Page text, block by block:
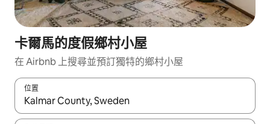
卡爾馬的度假鄉村小屋
在 Airbnb 上搜尋並預訂獨特的鄉村小屋
位置
如有搜尋結果，瀏覽內容時請使用上下箭頭，或輕點、滑動裝置。